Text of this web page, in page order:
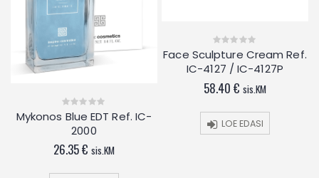
0
out
Mykonos Blue EDT Ref. IC-
2000
26.35€ sis.KM
0
out
of
Face Sculpture Cream Ref.
IC-4127 / IC-4127P
58.40 € sis.KM
LOE EDASI